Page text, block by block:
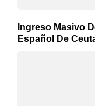
Ingreso Masivo
Español De